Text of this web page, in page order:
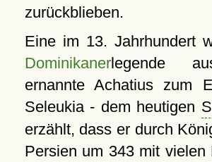
zurückblieben.
Eine im 13. Jahrhundert
Dominikanerlegende
ernannte Achatius zum
Seleukia - dem heutigen
erzählt, dass er durch
Persien um 343 mit vielen